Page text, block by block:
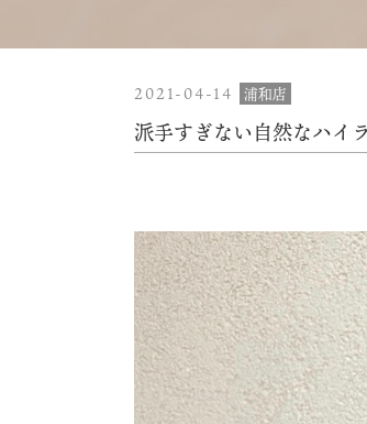
2021-04-14 浦和店
派手すぎない自然なハイ